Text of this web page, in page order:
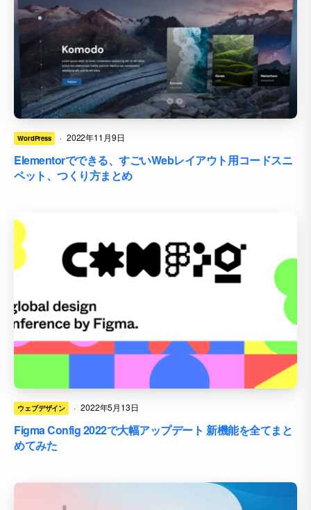
WordPress · 2022年11月9日
Elementorでできる、すごいWebレイアウト用コードスニ
ペット、つくり方まとめ
ウェブデザイン · 2022年5月13日
Figma Config 2022で大幅アップデート 新機能を全てまと
めてみた